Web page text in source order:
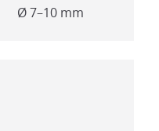
Ø 7–10 mm